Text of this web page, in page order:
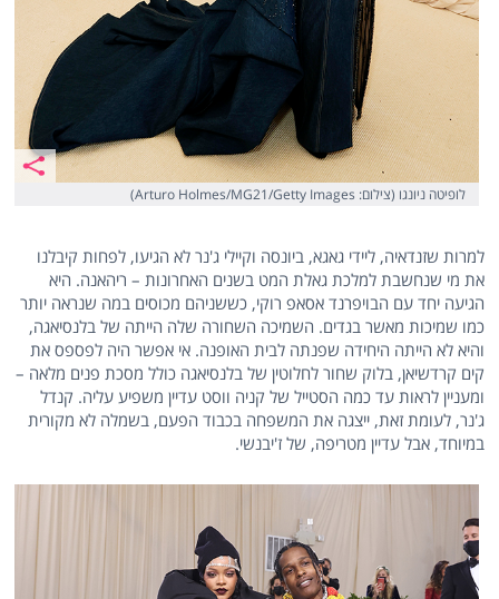
לופיטה ניונגו (צילום: Arturo Holmes/MG21/Getty Images)
למרות שזנדאיה, ליידי גאגא, ביונסה וקיילי ג'נר לא הגיעו, לפחות קיבלנו
את מי שנחשבת למלכת גאלת המט בשנים האחרונות – ריהאנה. היא
הגיעה יחד עם הבויפרנד אסאפ רוקי, כששניהם מכוסים במה שנראה יותר
כמו שמיכות מאשר בגדים. השמיכה השחורה שלה הייתה של בלנסיאגה,
והיא לא הייתה היחידה שפנתה לבית האופנה. אי אפשר היה לפספס את
קים קרדשיאן, בלוק שחור לחלוטין של בלנסיאגה כולל מסכת פנים מלאה –
ומעניין לראות עד כמה הסטייל של קניה ווסט עדיין משפיע עליה. קנדל
ג'נר, לעומת זאת, ייצגה את המשפחה בכבוד הפעם, בשמלה לא מקורית
במיוחד, אבל עדיין מטריפה, של ז'יבנשי.